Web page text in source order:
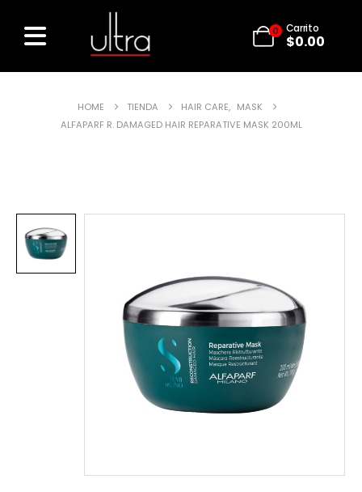
0 Carrito
$0.00
HOME TIENDA HAIR CARE, MASK
ALFAPARF R. DAMAGED HAIR REPARATIVE MASK 200ML